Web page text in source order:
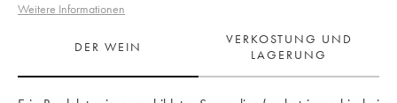
Weitere Informationen
DER WEIN
VERKOSTUNG UND
LAGERUNG